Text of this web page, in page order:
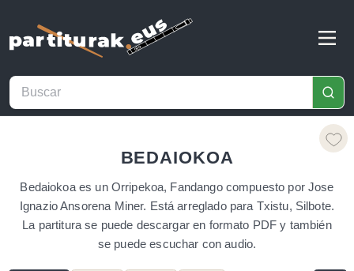
BEDAIOKOA
Bedaiokoa es un Orripekoa, Fandango compuesto por Jose
Ignazio Ansorena Miner. Está arreglado para Txistu, Silbote.
La partitura se puede descargar en formato PDF y también
se puede escuchar con audio.